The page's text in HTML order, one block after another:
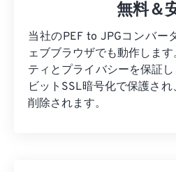
無料＆
当社のPEF to JPGコンバー
ェブブラウザでも動作しま
ティとプライバシーを保証
ビットSSL暗号化で保護さ
削除されます。